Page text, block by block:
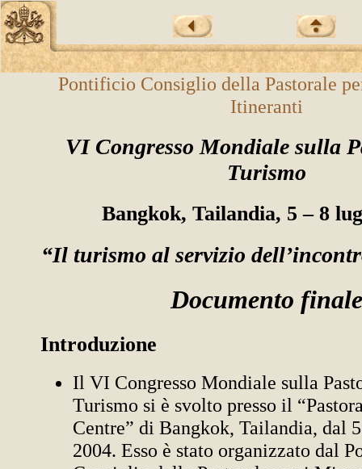
Pontificio Consiglio della Pastorale
Itineranti
VI Congresso Mondiale sulla
Turismo
Bangkok, Tailandia, 5 – 8
“Il turismo al servizio
Documento finale
Introduzione
Il VI Congresso Mondiale sulla
Turismo si è svolto presso il
Centre” di Bangkok, Tailandia, dal
2004. Esso è stato organizzato dal